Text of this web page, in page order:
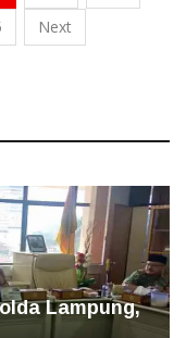
Next
Lampung,